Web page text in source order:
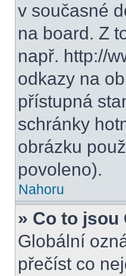
v současné
na board. Z
např. http://
odkazy na
přístupná
schránky
obrázku
povoleno).
Nahoru
» Co to jsou
Globální
přečíst co